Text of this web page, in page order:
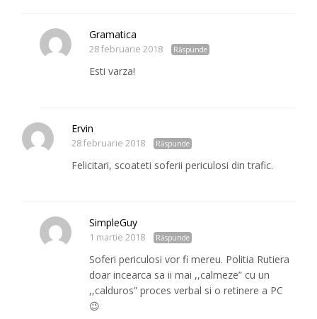
Gramatica
28 februarie 2018 Răspunde
Esti varza!
Ervin
28 februarie 2018 Răspunde
Felicitari, scoateti soferii periculosi din trafic.
SimpleGuy
1 martie 2018 Răspunde
Soferi periculosi vor fi mereu. Politia Rutiera
doar incearca sa ii mai ,,calmeze” cu un
,,calduros” proces verbal si o retinere a PC
😉